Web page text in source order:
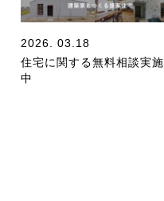
2026. 03.18
住宅に関する無料相談実施
中